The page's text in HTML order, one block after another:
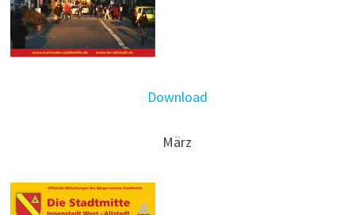
Download
März